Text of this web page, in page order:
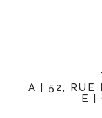
A | 52, RUE
E |